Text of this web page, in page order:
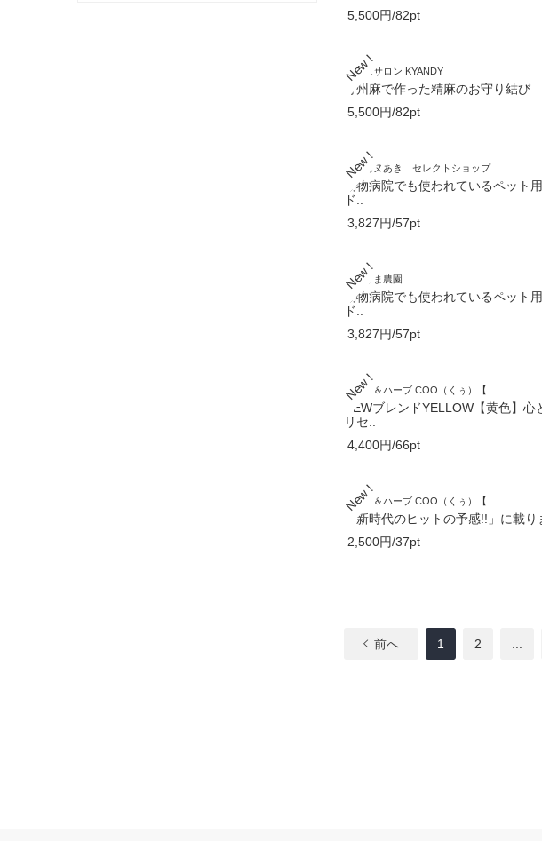
5,500円/82pt
古民家サロン KYANDY
野州麻で作った精麻のお守り結び
5,500円/82pt
うどんヌあき セレクトショップ
動物病院でも使われているペット
ド..
3,827円/57pt
おとうま農園
動物病院でも使われているペット
ド..
3,827円/57pt
アロマ＆ハーブ COO（くぅ）【..
NEWブレンドYELLOW【黄色】心
リセ..
4,400円/66pt
アロマ＆ハーブ COO（くぅ）【..
「新時代のヒットの予感!!」に載り
2,500円/37pt
前へ 1 2